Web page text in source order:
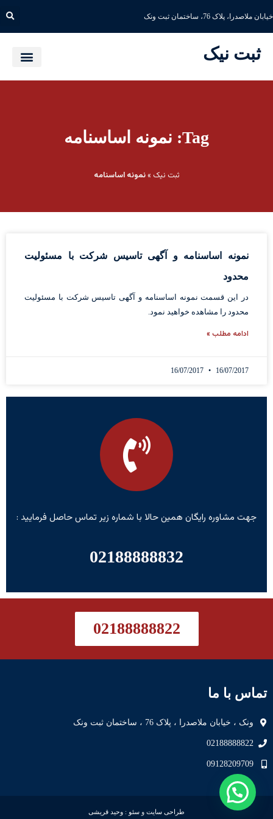
خیابان ملاصدرا، پلاک 76، ساختمان ثبت ونک
ثبت نیک
Tag: نمونه اساسنامه
ثبت نیک »نمونه اساسنامه
نمونه اساسنامه و آگهی تاسیس شرکت با مسئولیت
محدود
در این قسمت نمونه اساسنامه و آگهی تاسیس شرکت با مسئولیت
محدود را مشاهده خواهید نمود.
ادامه مطلب »
16/07/2017
جهت مشاوره رایگان همین حالا با شماره زیر تماس حاصل فرمایید :
02188888832
02188888822
تماس با ما
ونک ، خیابان ملاصدرا ، پلاک 76 ، ساختمان ثبت ونک
02188888822
09128209709
طراحی سایت و سئو : وحید قریشی